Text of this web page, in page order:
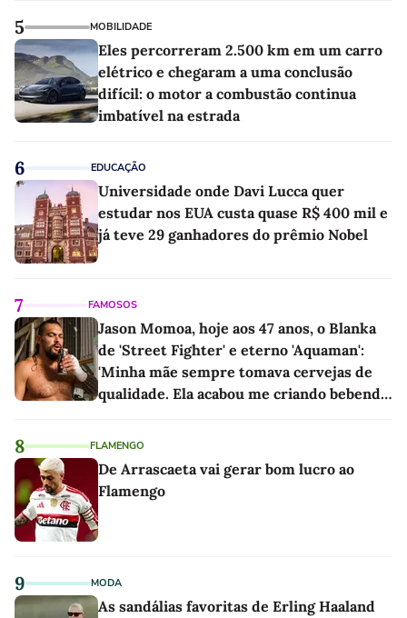
5 MOBILIDADE
Eles percorreram 2.500 km em um carro
elétrico e chegaram a uma conclusão
difícil: o motor a combustão continua
imbatível na estrada
6 EDUCAÇÃO
Universidade onde Davi Lucca quer
estudar nos EUA custa quase R$ 400 mil e
já teve 29 ganhadores do prêmio Nobel
7 FAMOSOS
Jason Momoa, hoje aos 47 anos, o Blanka
de 'Street Fighter' e eterno 'Aquaman':
'Minha mãe sempre tomava cervejas de
qualidade. Ela acabou me criando bebendo
8 FLAMENGO
De Arrascaeta vai gerar bom lucro ao
Flamengo
9 MODA
As sandálias favoritas de Erling Haaland